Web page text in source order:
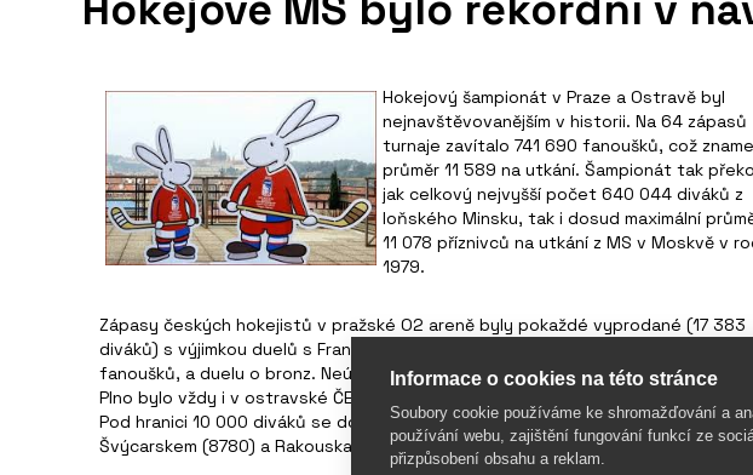
Hokejový šampionát v Praze a Ostravě byl
nejnavštěvovanějším v historii. Na 64 zápasů
turnaje zavítalo 741 690 fanoušků, což
průměr 11 589 na utkání. Šampionát tak
jak celkový nejvyšší počet 640 044 diváků z
loňského Minsku, tak i dosud maximální
11 078 příznivců na utkání z MS v Moskvě v
1979.
Zápasy českých hokejistů v pražské O2 areně byly pokaždé vyprodané (17 383
diváků) s výjimkou duelů s Francií v základní skupině, na který zavítalo 17 110
fanoušků, a duelu o bronz. Neúspěšný souboj s USA sledovalo jen 15 007
Plno bylo vždy i v ostravské ČEZ Aréně (8812 diváků) na všech utkáních
Pod hranici 10 000 diváků se dostaly v Praze jen dva zápasy - Francie se
Švýcarskem (8780) a Rakouska s Francii (5857).
Informace o cookies na této stránce
Soubory cookie používáme ke shromažďování a
používání webu, zajištění fungování funkcí ze
přizpůsobení obsahu a reklam.